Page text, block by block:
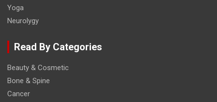
Yoga
Neurolygy
Read By Categories
Beauty & Cosmetic
Bone & Spine
Cancer